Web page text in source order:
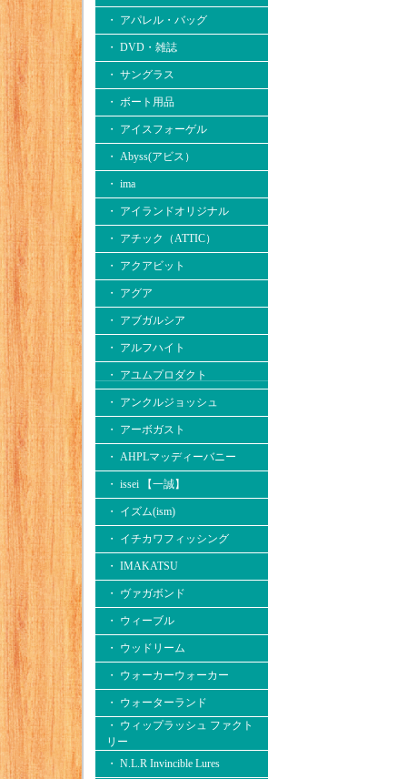
・ アパレル・バッグ
・ DVD・雑誌
・ サングラス
・ ボート用品
・ アイスフォーゲル
・ Abyss(アビス）
・ ima
・ アイランドオリジナル
・ アチック（ATTIC）
・ アクアビット
・ アグア
・ アブガルシア
・ アルフハイト
・ アユムプロダクト
・ アンクルジョッシュ
・ アーボガスト
・ AHPLマッディーバニー
・ issei 【一誠】
・ イズム(ism)
・ イチカワフィッシング
・ IMAKATSU
・ ヴァガボンド
・ ウィーブル
・ ウッドリーム
・ ウォーカーウォーカー
・ ウォーターランド
・ ウィップラッシュ ファクト
リー
・ N.L.R Invincible Lures